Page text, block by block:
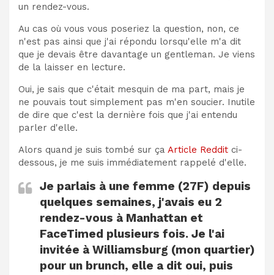
un rendez-vous.
Au cas où vous vous poseriez la question, non, ce
n'est pas ainsi que j'ai répondu lorsqu'elle m'a dit
que je devais être davantage un gentleman. Je viens
de la laisser en lecture.
Oui, je sais que c'était mesquin de ma part, mais je
ne pouvais tout simplement pas m'en soucier. Inutile
de dire que c'est la dernière fois que j'ai entendu
parler d'elle.
Alors quand je suis tombé sur ça Article Reddit ci-
dessous, je me suis immédiatement rappelé d'elle.
Je parlais à une femme (27F) depuis
quelques semaines, j'avais eu 2
rendez-vous à Manhattan et
FaceTimed plusieurs fois. Je l'ai
invitée à Williamsburg (mon quartier)
pour un brunch, elle a dit oui, puis